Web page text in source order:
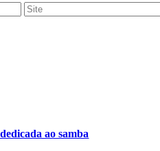
ao samba